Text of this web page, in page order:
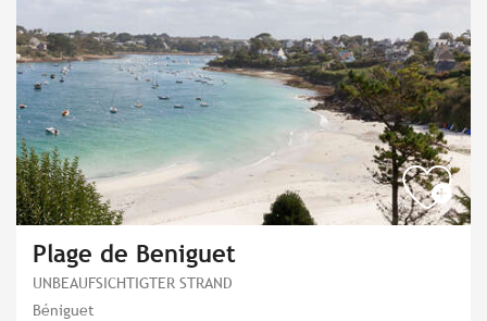
Plage de Beniguet
UNBEAUFSICHTIGTER STRAND
Béniguet